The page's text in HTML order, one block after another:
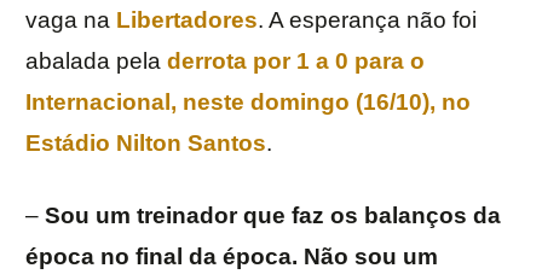
vaga na Libertadores. A esperança não foi
abalada pela derrota por 1 a 0 para o
Internacional , neste domingo (16/10), no
Estádio Nilton Santos.
– Sou um treinador que faz os balanços da
época no final da época. Não sou um